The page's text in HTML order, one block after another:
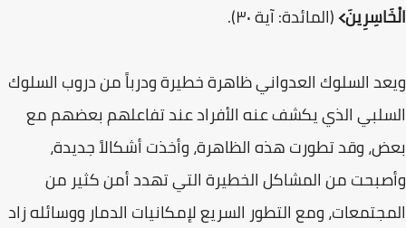
الْخَاسِرِينَ﴾(المائدة: آية ٣٠).
ويعد السلوك العدواني ظاهرة خطيرة ودرباً من دروب السلوك
السلبي الذي يكشف عنه الأفراد عند تفاعلهم بعضهم مع
بعض، وقد تطورت هذه الظاهرة، وأخذت أشكالاً جديدة،
وأصبحت من المشاكل الخطيرة التي تهدد أمن كثير من
المجتمعات، ومع التطور السريع لإمكانيات الدمار ووسائله زاد